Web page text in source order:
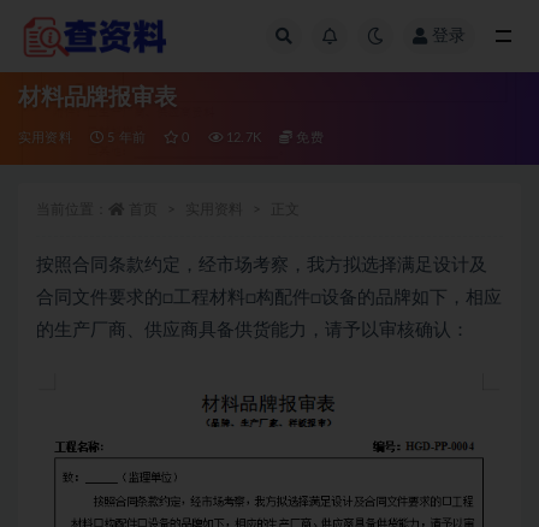
登录
材料品牌报审表
实用资料 5 年前 0 12.7K 免费
按照合同条款约定，经市场考察，我方拟选择满足设计及
合同文件要求的□工程材料□构配件□设备的品牌如下，相应
的生产厂商、供应商具备供货能力，请予以审核确认：